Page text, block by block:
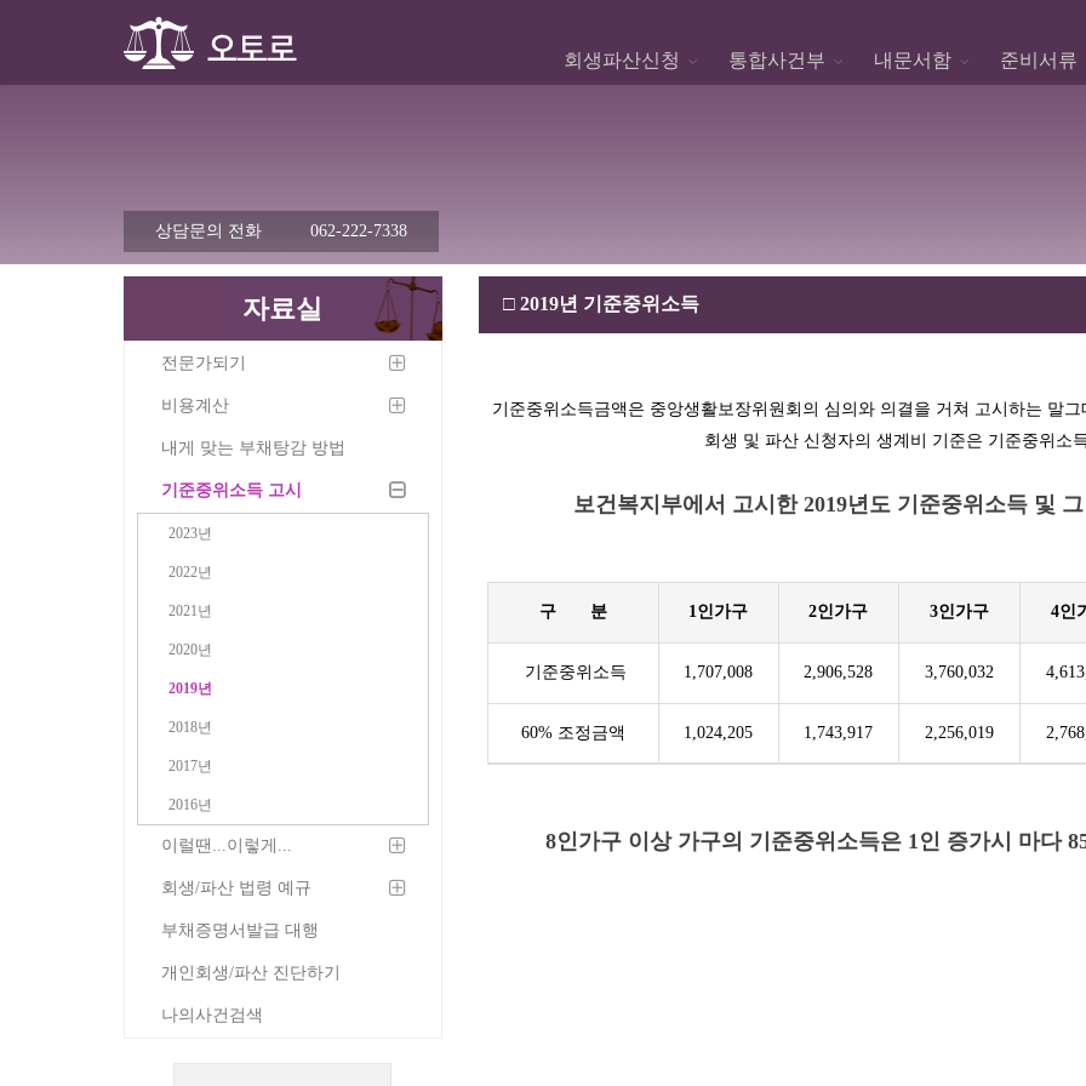
회생파산신청 통합사건부 내문서함 준비서류
상담문의 전화 062-222-7338
자료실
전문가되기
비용계산
내게 맞는 부채탕감 방법
기준중위소득 고시
2023년
2022년
2021년
2020년
2019년
2018년
2017년
2016년
이럴땐...이렇게...
회생/파산 법령 예규
부채증명서발급 대행
개인회생/파산 진단하기
나의사건검색
□ 2019년 기준중위소득
기준중위소득금액은 중앙생활보장위원회의 심의와 의결을 거쳐 고시하는 말
회생 및 파산 신청자의 생계비 기준은 기준중위소
보건복지부에서 고시한 2019년도 기준중위소득 및
구 분 1인가구 2인가구 3인가구 4인
기준중위소득 1,707,008 2,906,528 3,760,032
60% 조정금액 1,024,205 1,743,917 2,256,019
8인가구 이상 가구의 기준중위소득은 1인 증가시 마다